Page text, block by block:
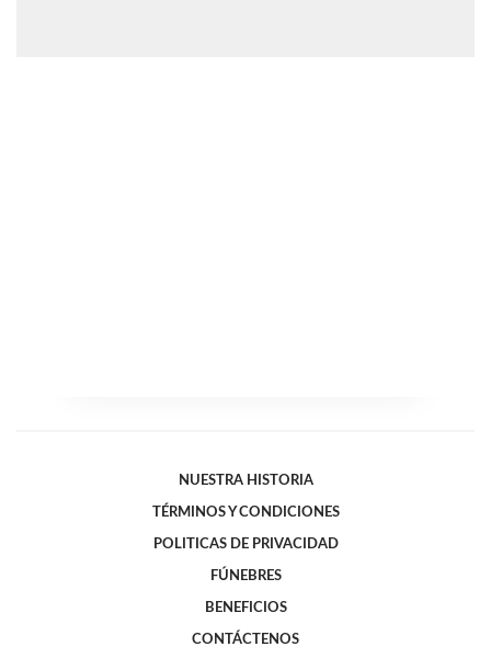
NUESTRA HISTORIA
TÉRMINOS Y CONDICIONES
POLITICAS DE PRIVACIDAD
FÚNEBRES
BENEFICIOS
CONTÁCTENOS